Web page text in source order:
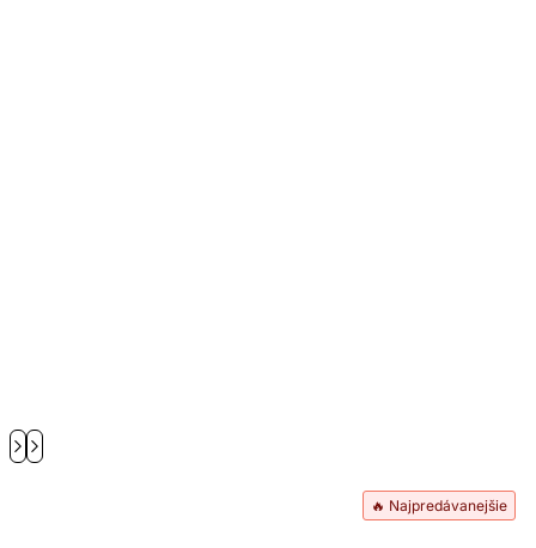
🔥 Najpredávanejšie